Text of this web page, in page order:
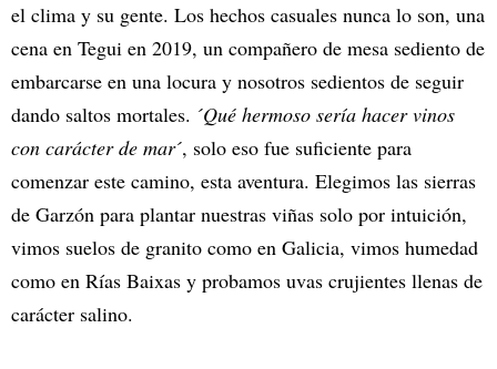
el clima y su gente. Los hechos casuales nunca lo son, una
cena en Tegui en 2019, un compañero de mesa sediento de
embarcarse en una locura y nosotros sedientos de seguir
dando saltos mortales. ´Qué hermoso sería hacer vinos
con carácter de mar´, solo eso fue suficiente para
comenzar este camino, esta aventura. Elegimos las sierras
de Garzón para plantar nuestras viñas solo por intuición,
vimos suelos de granito como en Galicia, vimos humedad
como en Rías Baixas y probamos uvas crujientes llenas de
carácter salino.